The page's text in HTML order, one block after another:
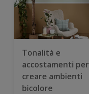
Tonalità e
accostamenti per
creare ambienti
bicolore